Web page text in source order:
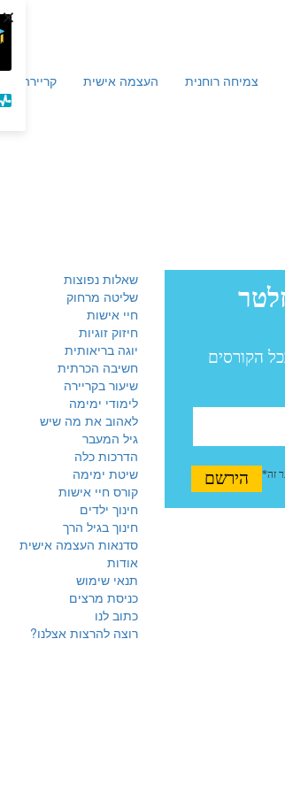
×
קריירה העצמה אישית צמיחה רוחנית
שאלות נפוצות
שליטה מרחוק
חיי אישות
חיזוק זוגיות
יוגה בריאותית
חשיבה הכרתית
שיעור בקריירה
לימודי ימימה
לאהוב את מה שיש
גיל המעבר
הדרכות כלה
שיטת ימימה
קורס חיי אישות
חינוך ילדים
חינוך בגיל הרך
סדנאות העצמה אישית
אודות
תנאי שימוש
כניסת מרצים
כתוב לנו
רוצה להרצות אצלנו?